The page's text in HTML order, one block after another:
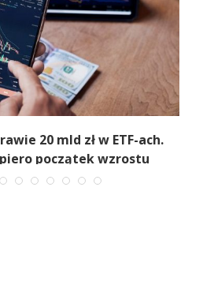
20 mld zł w ETF-ach.
początek wzrostu